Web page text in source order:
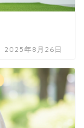
2025年8月26日